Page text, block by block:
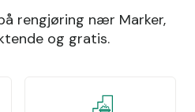
rengjøring nær Marker,
og gratis.